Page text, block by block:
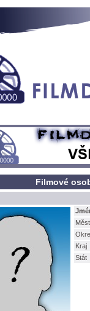
Filmové
Kraj
Stát